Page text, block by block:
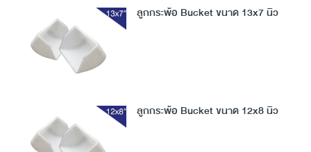
ลูกกระพ้อ Bucket ขนาด 13x7 นิ้ว
ลูกกระพ้อ Bucket ขนาด 12x8 นิ้ว